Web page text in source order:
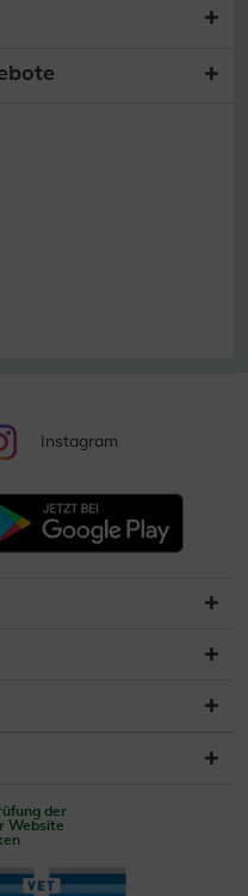
Instagram
der
Website